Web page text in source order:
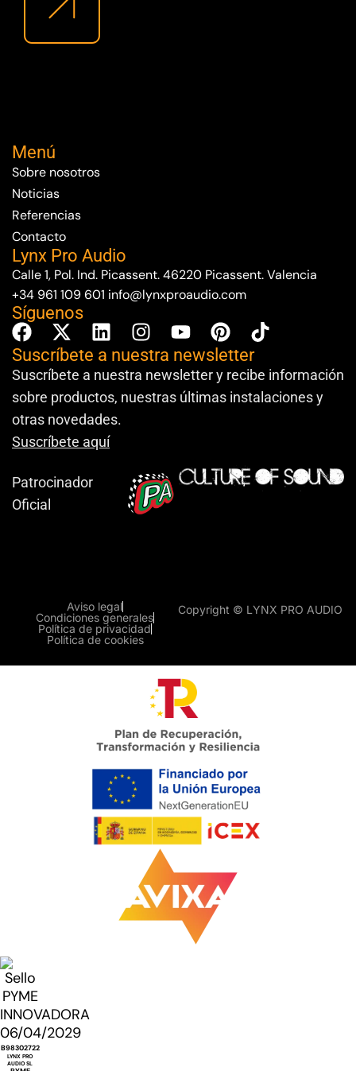
Menú
Sobre nosotros
Noticias
Referencias
Contacto
Lynx Pro Audio
Calle 1, Pol. Ind. Picassent. 46220 Picassent. Valencia
+34 961 109 601 info@lynxproaudio.com
Síguenos
Suscríbete a nuestra newsletter
Suscríbete a nuestra newsletter y recibe información
sobre productos, nuestras últimas instalaciones y
otras novedades.
Suscríbete aquí
Patrocinador
Oficial
Copyright © LYNX PRO AUDIO
Aviso legal
Condiciones generales
Política de privacidad
Política de cookies
B98302722
LYNX PRO
AUDIO SL